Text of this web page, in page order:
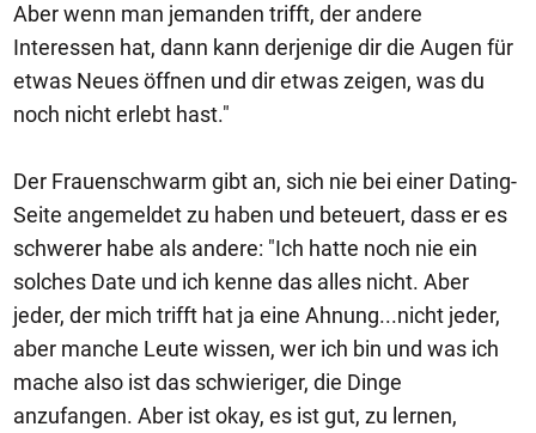
Aber wenn man jemanden trifft, der andere
Interessen hat, dann kann derjenige dir die Augen für
etwas Neues öffnen und dir etwas zeigen, was du
noch nicht erlebt hast."
Der Frauenschwarm gibt an, sich nie bei einer Dating-
Seite angemeldet zu haben und beteuert, dass er es
schwerer habe als andere: "Ich hatte noch nie ein
solches Date und ich kenne das alles nicht. Aber
jeder, der mich trifft hat ja eine Ahnung...nicht jeder,
aber manche Leute wissen, wer ich bin und was ich
mache also ist das schwieriger, die Dinge
anzufangen. Aber ist okay, es ist gut, zu lernen,